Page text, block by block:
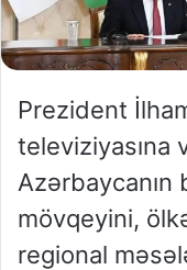
Prezident
televiziyasına
mövqeyini,
regional